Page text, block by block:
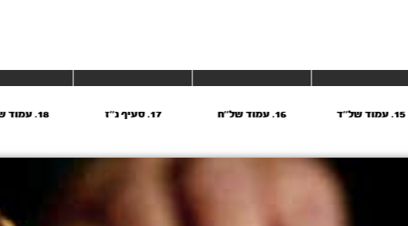
15. עמוד של’’ד 16. עמוד של''ח 17. סעיף נ''ז 18. עמוד שמ’’ד